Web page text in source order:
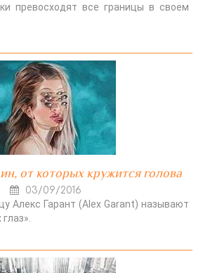
превосходят все границы в своем
от которых кружится голова
03/09/2016
Алекс Гарант (Alex Garant) называют